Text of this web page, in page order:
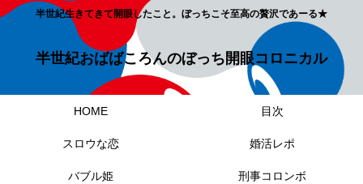
半世紀生きてきて開眼したこと。ぼっちこそ至高の贅沢であーる★
半世紀おばばころんのぼっち開眼コロニカル
HOME 目次
スロウな恋 婚活レポ
バブル姫 刑事コロンボ